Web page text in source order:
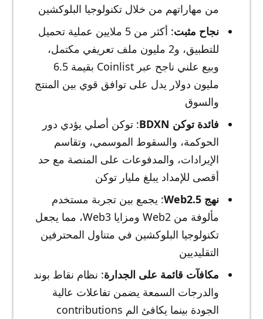
من مهاراتهم من خلال تكنولوجيا البلوكشين
نجاح مثبت
: أكثر من 5 ملايين عملية تحميل
للتطبيق، و2 مليون ملف تعريفي مكتمل،
وبيع علني ناجح عبر Coinlist بقيمة 6.5
مليون دولار يدل على توافق قوي بين المنتج
والسوق
فائدة توكن BDXN
: توكن أصلي يؤدي دور
الحوكمة، والسقوط الموسمي، وتقاسم
الإيرادات، والمدفوعات على المنصة مع حد
أقصى للإمداد يبلغ مليار توكن
نهج Web2.5
: يجمع بين تجربة مستخدم
مألوفة من Web2 ومزايا Web3، مما يجعل
تكنولوجيا البلوكشين في متناول المحترفين
التقليديين
مكافآت قائمة على الجدارة: نظام نقاط بوند
والدرجات السمعة يضمن تفاعلات عالية
الجودة بينما يكافئ الم contributions